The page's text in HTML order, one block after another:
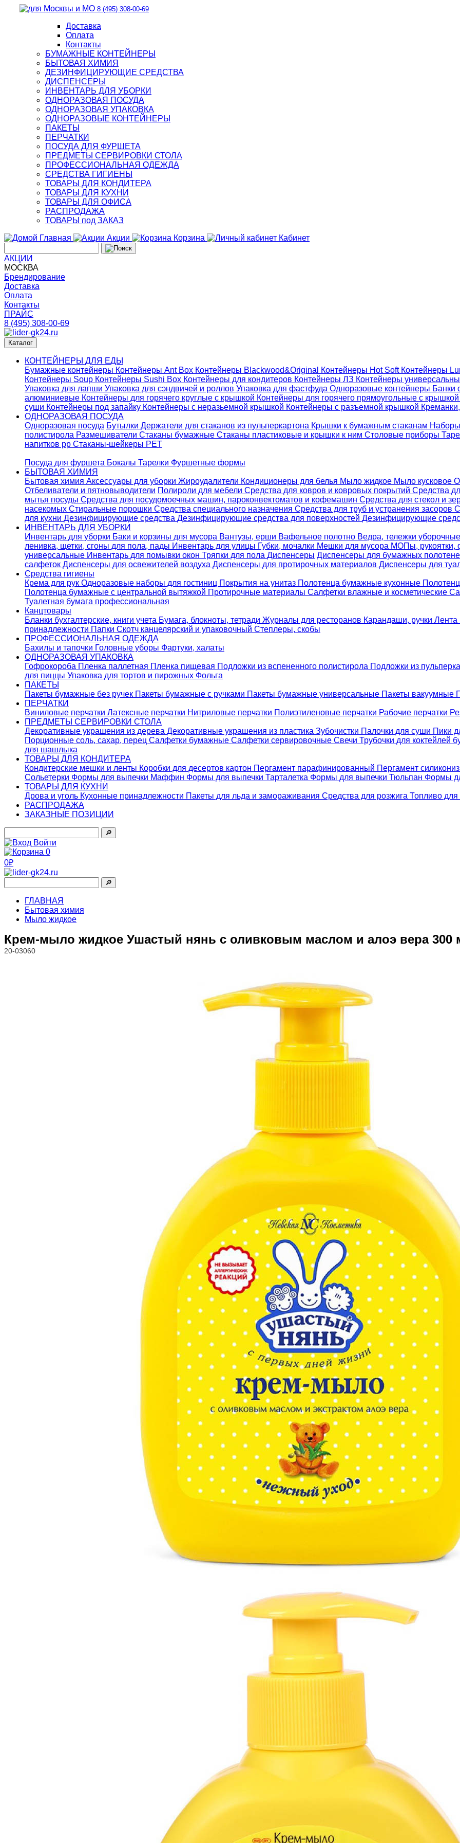
8 (495) 308-00-69
Доставка
Оплата
Контакты
БУМАЖНЫЕ КОНТЕЙНЕРЫ
БЫТОВАЯ ХИМИЯ
ДЕЗИНФИЦИРУЮЩИЕ СРЕДСТВА
ДИСПЕНСЕРЫ
ИНВЕНТАРЬ ДЛЯ УБОРКИ
ОДНОРАЗОВАЯ ПОСУДА
ОДНОРАЗОВАЯ УПАКОВКА
ОДНОРАЗОВЫЕ КОНТЕЙНЕРЫ
ПАКЕТЫ
ПЕРЧАТКИ
ПОСУДА ДЛЯ ФУРШЕТА
ПРЕДМЕТЫ СЕРВИРОВКИ СТОЛА
ПРОФЕССИОНАЛЬНАЯ ОДЕЖДА
СРЕДСТВА ГИГИЕНЫ
ТОВАРЫ ДЛЯ КОНДИТЕРА
ТОВАРЫ ДЛЯ КУХНИ
ТОВАРЫ ДЛЯ ОФИСА
РАСПРОДАЖА
ТОВАРЫ под ЗАКАЗ
Главная
Акции Корзина Кабинет
АКЦИИ
МОСКВА
Брендирование
Доставка
Оплата
Контакты
ПРАЙС
8 (495) 308-00-69
Каталог
КОНТЕЙНЕРЫ ДЛЯ ЕДЫ
Бумажные контейнеры Контейнеры Ant Box Контейнеры Blackwood&Original Контейнеры Hot Soft Контейнеры
Контейнеры Soup Контейнеры Sushi Box Контейнеры для кондитеров Контейнеры ЛЗ Контейнеры
Упаковка для лапши Упаковка для сэндвичей и роллов Упаковка для фастфуда Одноразовые контейнеры Банки
алюминиевые Контейнеры для горячего круглые с крышкой Контейнеры для горячего прямоугольные с
суши Контейнеры под запайку Контейнеры с неразьемной крышкой Контейнеры с разъемной крышкой
ОДНОРАЗОВАЯ ПОСУДА
Одноразовая посуда Бутылки Держатели для стаканов из пульперкартона Крышки к бумажным стаканам
полистирола Размешиватели Стаканы бумажные Стаканы пластиковые и крышки к ним Столовые приборы
напитков pp Стаканы-шейкеры PET
Посуда для фуршета Бокалы Тарелки Фуршетные формы
БЫТОВАЯ ХИМИЯ
Бытовая химия Аксессуары для уборки Жироудалители Кондиционеры для белья Мыло жидкое Мыло кусковое
Отбеливатели и пятновыводители Полироли для мебели Средства для ковров и ковровых покрытий Средства
мытья посуды Средства для посудомоечных машин, пароконвектоматов и кофемашин Средства для стекол и
насекомых Стиральные порошки Cредства специального назначения Средства для труб и устранения засоров
для кухни Дезинфицирующие средства Дезинфицирующие средства для поверхностей Дезинфицирующие
ИНВЕНТАРЬ ДЛЯ УБОРКИ
Инвентарь для уборки Баки и корзины для мусора Вантузы, ерши Вафельное полотно Ведра, тележки уборочные
ленивка, щетки, сгоны для пола, пады Инвентарь для улицы Губки, мочалки Мешки для мусора МОПы,
универсальные Инвентарь для помывки окон Тряпки для пола Диспенсеры Диспенсеры для бумажных
салфеток Диспенсеры для освежителей воздуха Диспенсеры для протирочных материалов Диспенсеры для
Средства гигиены
Крема для рук Одноразовые наборы для гостиниц Покрытия на унитаз Полотенца бумажные кухонные
Полотенца бумажные с центральной вытяжкой Протирочные материалы Салфетки влажные и косметические
Туалетная бумага профессиональная
Канцтовары
Бланки бухгалтерские, книги учета Бумага, блокноты, тетради Журналы для ресторанов Карандаши, ручки Лента
принадлежности Папки Скотч канцелярский и упаковочный Степлеры, скобы
ПРОФЕССИОНАЛЬНАЯ ОДЕЖДА
Бахилы и тапочки Головные уборы Фартуки, халаты
ОДНОРАЗОВАЯ УПАКОВКА
Гофрокороба Пленка паллетная Пленка пищевая Подложки из вспененного полистирола Подложки из
для пиццы Упаковка для тортов и пирожных Фольга
ПАКЕТЫ
Пакеты бумажные без ручек Пакеты бумажные с ручками Пакеты бумажные универсальные Пакеты вакуумные
ПЕРЧАТКИ
Виниловые перчатки Латексные перчатки Нитриловые перчатки Полиэтиленовые перчатки Рабочие перчатки
ПРЕДМЕТЫ СЕРВИРОВКИ СТОЛА
Декоративные украшения из дерева Декоративные украшения из пластика Зубочистки Палочки для суши Пики
Порционные соль, сахар, перец Салфетки бумажные Салфетки сервировочные Свечи Трубочки для коктейлей
для шашлыка
ТОВАРЫ ДЛЯ КОНДИТЕРА
Кондитерские мешки и ленты Коробки для десертов картон Пергамент парафинированный Пергамент
Сольетерки Формы для выпечки Маффин Формы для выпечки Тарталетка Формы для выпечки Тюльпан Формы
ТОВАРЫ ДЛЯ КУХНИ
Дрова и уголь Кухонные принадлежности Пакеты для льда и замораживания Средства для розжига Топливо
РАСПРОДАЖА
ЗАКАЗНЫЕ ПОЗИЦИИ
🔎︎
Войти
0
0₽
🔎︎
ГЛАВНАЯ
Бытовая химия
Мыло жидкое
Крем-мыло жидкое Ушастый нянь с оливковым маслом и алоэ вера 300
20-03060